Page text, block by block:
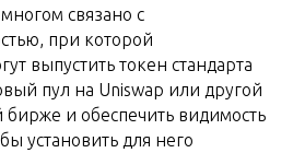
связано с
при которой
выпустить токен стандарта
пул на Uniswap или другой
бирже и обеспечить видимость
установить для него